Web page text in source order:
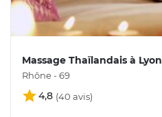
Massage Thaïlandais à Lyon
Rhône - 69
4,8